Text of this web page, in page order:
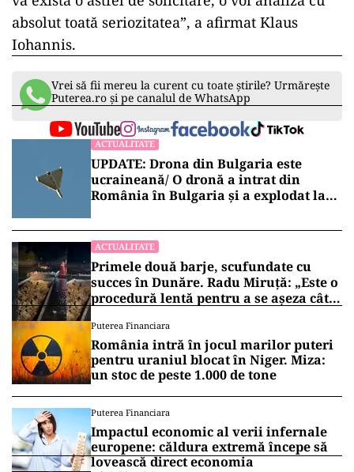
dacă se introduce local sau regional starea de
urgență.
Ambasadorul Rusiei la ONU, Vasili
Nebenzia: Președintele României este
Klaus Iohannis!
„Național nu cred că va fi cazul. În măsura în
care experții, medicii noștri vor veni cu aceste
va exista o astfel de solicitare, o voi analiza cu
absolut toată seriozitatea”, a afirmat Klaus
Iohannis.
Vrei să fii mereu la curent cu toate știrile? Urmărește
Puterea.ro și pe canalul de WhatsApp
ACTUALITATE
UPDATE: Drona din Bulgaria este
ucraineană/ O dronă a intrat din
România în Bulgaria şi a explodat la
100 de metri de graniţă